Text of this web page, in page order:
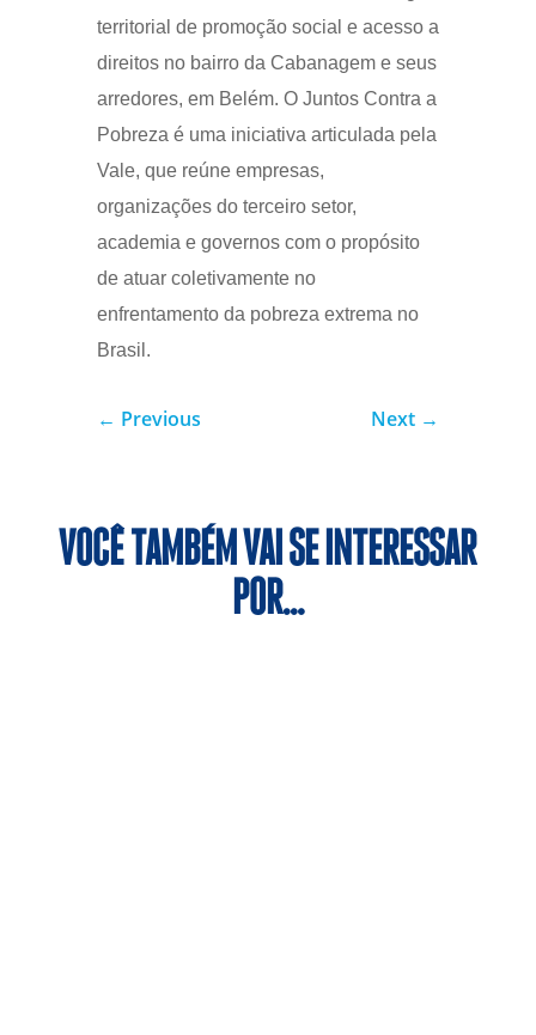
territorial de promoção social e acesso a
direitos no bairro da Cabanagem e seus
arredores, em Belém. O Juntos Contra a
Pobreza é uma iniciativa articulada pela
Vale, que reúne empresas,
organizações do terceiro setor,
academia e governos com o propósito
de atuar coletivamente no
enfrentamento da pobreza extrema no
Brasil.
← Previous Next →
VOCÊ TAMBÉM VAI SE INTERESSAR
POR…